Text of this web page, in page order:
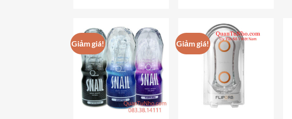
này
có
nhiều
biến
thể.
Các
tùy
chọn
Giảm giá! Giảm giá!